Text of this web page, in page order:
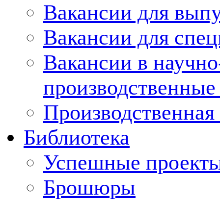
Вакансии для
Вакансии для
Вакансии в
Производственная
Библиотека
Успешные
Брошюры